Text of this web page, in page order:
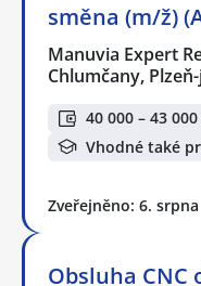
směna (m/ž)
Manuvia Expert
Chlumčany,
40 000 – 43 000
Vhodné také
Zveřejněno: 6. srpna
Obsluha